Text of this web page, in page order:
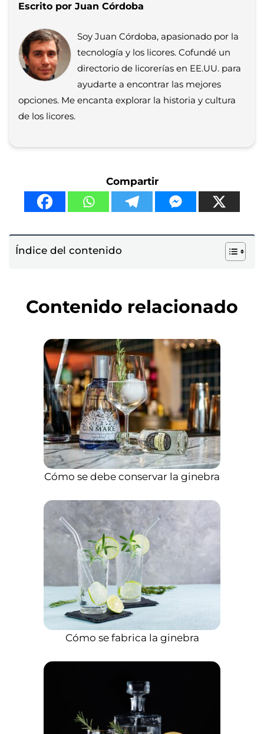
Escrito por Juan Córdoba
Soy Juan Córdoba, apasionado por la
tecnología y los licores. Cofundé un
directorio de licorerías en EE.UU. para
ayudarte a encontrar las mejores
opciones. Me encanta explorar la historia y cultura
de los licores.
Compartir
Índice del contenido
Contenido relacionado
Cómo se debe conservar la ginebra
Cómo se fabrica la ginebra